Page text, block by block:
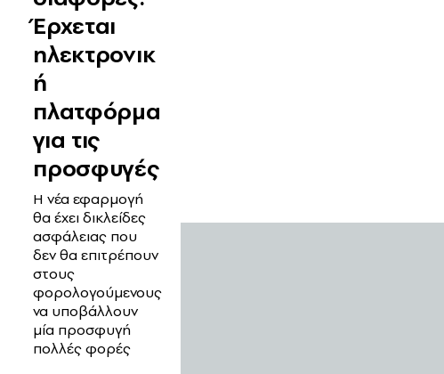
Έρχεται
ηλεκτρονικ
ή
πλατφόρμα
για τις
προσφυγές
Η νέα εφαρμογή
θα έχει δικλείδες
ασφάλειας που
δεν θα επιτρέπουν
στους
φορολογούμενους
να υποβάλλουν
μία προσφυγή
πολλές φορές